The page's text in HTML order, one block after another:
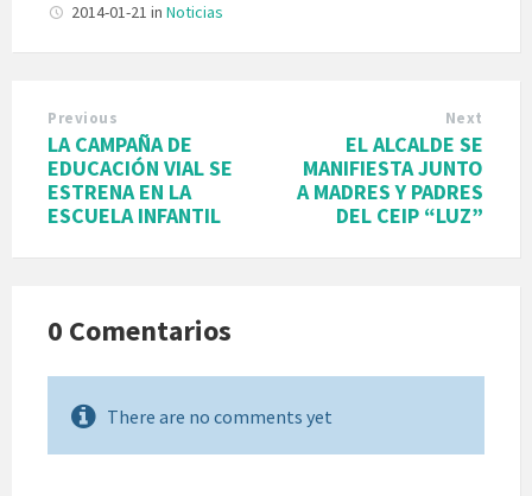
2014-01-21 in Noticias
Previous
LA CAMPAÑA DE
EDUCACIÓN VIAL SE
ESTRENA EN LA
ESCUELA INFANTIL
Next
EL ALCALDE SE
MANIFIESTA JUNTO
A MADRES Y PADRES
DEL CEIP “LUZ”
0 Comentarios
There are no comments yet